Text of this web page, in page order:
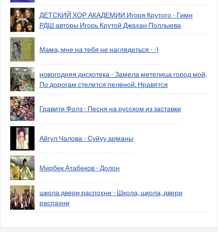
ДЕТСКИЙ ХОР АКАДЕМИИ Игоря Крутого - Гимн
РДШ авторы Игорь Крутой Джахан Поллыева
Мама, мне на тебя не наглядеться - -)
новогодняя дискотека - Замела метелица город мой,
По дорогам стелется пеленой. Нравятся
Гравити Фолз - Песня на русском из заставки
Айгул Чалова - Суйуу арманы
Мирбек Атабеков - Долон
школа двери распохни - Школа, школа, двери
распахни